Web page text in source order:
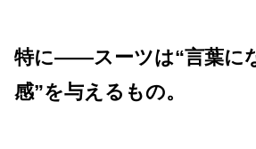
特に――スーツは“言葉に
感”を与えるもの。